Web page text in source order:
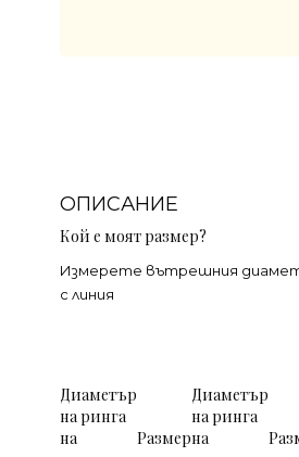
ОПИСАНИЕ
Кой е моят размер?
Измерете вътрешния
с линия
Диаметър
на ринга
на
Размер
Диаметър
на ринга
на